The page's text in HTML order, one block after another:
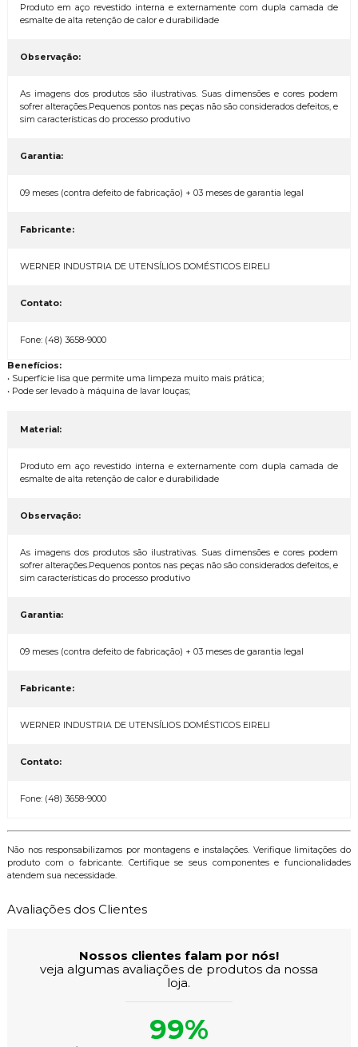
Produto em aço revestido interna e externamente com dupla camada de
esmalte de alta retenção de calor e durabilidade
Observação:
As imagens dos produtos são ilustrativas. Suas dimensões e cores podem
sofrer alterações.Pequenos pontos nas peças não são considerados defeitos, e
sim características do processo produtivo
Garantia:
09 meses (contra defeito de fabricação) + 03 meses de garantia legal
Fabricante:
WERNER INDUSTRIA DE UTENSÍLIOS DOMÉSTICOS EIRELI
Contato:
Fone: (48) 3658-9000
Benefícios:
• Superfície lisa que permite uma limpeza muito mais prática;
• Pode ser levado à máquina de lavar louças;
Material:
Produto em aço revestido interna e externamente com dupla camada de
esmalte de alta retenção de calor e durabilidade
Observação:
As imagens dos produtos são ilustrativas. Suas dimensões e cores podem
sofrer alterações.Pequenos pontos nas peças não são considerados defeitos, e
sim características do processo produtivo
Garantia:
09 meses (contra defeito de fabricação) + 03 meses de garantia legal
Fabricante:
WERNER INDUSTRIA DE UTENSÍLIOS DOMÉSTICOS EIRELI
Contato:
Fone: (48) 3658-9000
Não nos responsabilizamos por montagens e instalações. Verifique limitações do
produto com o fabricante. Certifique se seus componentes e funcionalidades
atendem sua necessidade.
Avaliações dos Clientes
Nossos clientes falam por nós!
veja algumas avaliações de produtos da nossa
loja.
99%